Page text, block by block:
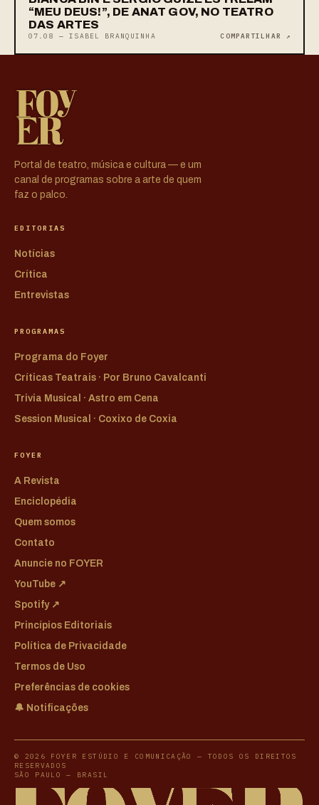
“MEU DEUS!”, DE ANAT GOV, NO TEATRO
DAS ARTES
07.08 — ISABEL BRANQUINHA COMPARTILHAR ↗
Portal de teatro, música e cultura — e um
canal de programas sobre a arte de quem
faz o palco.
EDITORIAS
Notícias
Crítica
Entrevistas
PROGRAMAS
Programa do Foyer
Críticas Teatrais · Por Bruno Cavalcanti
Trivia Musical · Astro em Cena
Session Musical · Coxixo de Coxia
FOYER
A Revista
Enciclopédia
Quem somos
Contato
Anuncie no FOYER
YouTube ↗
Spotify ↗
Princípios Editoriais
Política de Privacidade
Termos de Uso
Preferências de cookies
🔔 Notificações
© 2026 FOYER ESTÚDIO E COMUNICAÇÃO — TODOS OS DIREITOS
RESERVADOS
SÃO PAULO — BRASIL